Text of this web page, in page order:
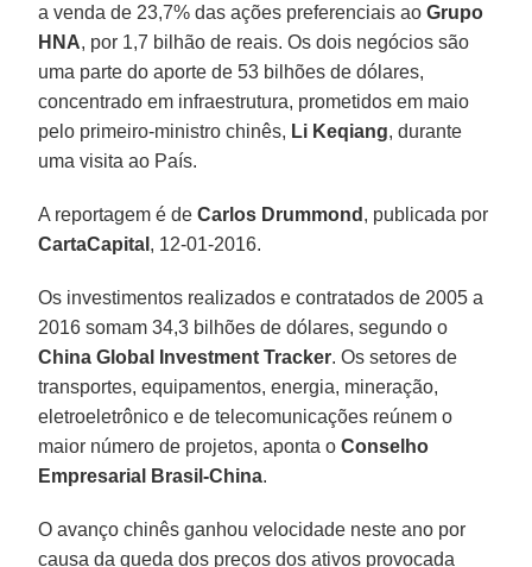
a venda de 23,7% das ações preferenciais aoGrupo
HNA, por 1,7 bilhão de reais. Os dois negócios são
uma parte do aporte de 53 bilhões de dólares,
concentrado em infraestrutura, prometidos em maio
pelo primeiro-ministro chinês, Li Keqiang, durante
uma visita ao País.
A reportagem é deCarlos Drummond , publicada por
CartaCapital , 12-01-2016.
Os investimentos realizados e contratados de 2005 a
2016 somam 34,3 bilhões de dólares, segundo o
China Global Investment Tracker. Os setores de
transportes, equipamentos, energia, mineração,
eletroeletrônico e de telecomunicações reúnem o
maior número de projetos, aponta oConselho
Empresarial Brasil-China.
O avanço chinês ganhou velocidade neste ano por
causa da queda dos preços dos ativos provocada